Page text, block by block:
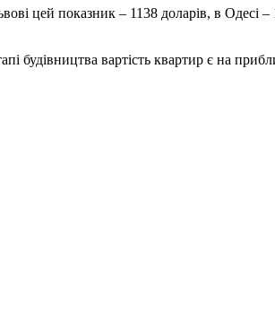
цей показник – 1138 доларів, в Одесі –
будівництва вартість квартир є на